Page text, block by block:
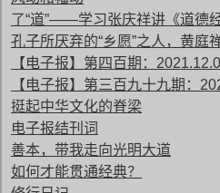
了“道”——学习张庆祥讲《道德经
孔子所厌弃的“乡愿”之人，黄庭
【电子报】第四百期：
【电子报】第三百九十九期：
挺起中华文化的脊梁
电子报结刊词
善本，带我走向光明大道
如何才能贯通经典？